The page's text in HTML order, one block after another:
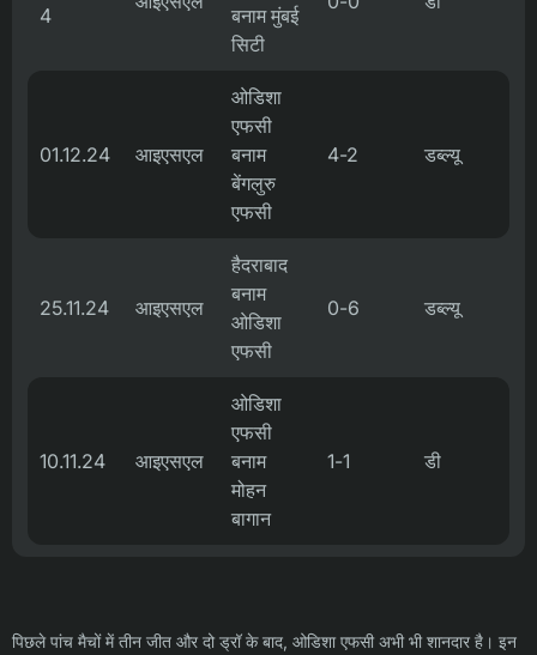
4
बनाम मुंबई
सिटी
01.12.24 आइएसएल
ओडिशा
एफसी
बनाम
बेंगलुरु
एफसी
4-2 डब्ल्यू
25.11.24 आइएसएल
हैदराबाद
बनाम
ओडिशा
एफसी
0-6 डब्ल्यू
10.11.24 आइएसएल
ओडिशा
एफसी
बनाम
मोहन
बागान
1-1 डी
पिछले पांच मैचों में तीन जीत और दो ड्रॉ के बाद, ओडिशा एफसी अभी भी शानदार है। इन